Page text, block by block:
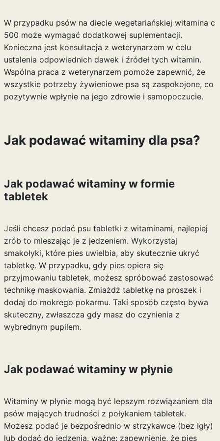
W przypadku psów na diecie wegetariańskiej witamina c
500 może wymagać dodatkowej suplementacji.
Konieczna jest konsultacja z weterynarzem w celu
ustalenia odpowiednich dawek i źródeł tych witamin.
Wspólna praca z weterynarzem pomoże zapewnić, że
wszystkie potrzeby żywieniowe psa są zaspokojone, co
pozytywnie wpłynie na jego zdrowie i samopoczucie.
Jak podawać witaminy dla psa?
Jak podawać witaminy w formie
tabletek
Jeśli chcesz podać psu tabletki z witaminami, najlepiej
zrób to mieszając je z jedzeniem. Wykorzystaj
smakołyki, które pies uwielbia, aby skutecznie ukryć
tabletkę. W przypadku, gdy pies opiera się
przyjmowaniu tabletek, możesz spróbować zastosować
technikę maskowania. Zmiażdż tabletkę na proszek i
dodaj do mokrego pokarmu. Taki sposób często bywa
skuteczny, zwłaszcza gdy masz do czynienia z
wybrednym pupilem.
Jak podawać witaminy w płynie
Witaminy w płynie mogą być lepszym rozwiązaniem dla
psów mających trudności z połykaniem tabletek.
Możesz podać je bezpośrednio w strzykawce (bez igły)
lub dodać do jedzenia. ważne: zapewnienie, że pies